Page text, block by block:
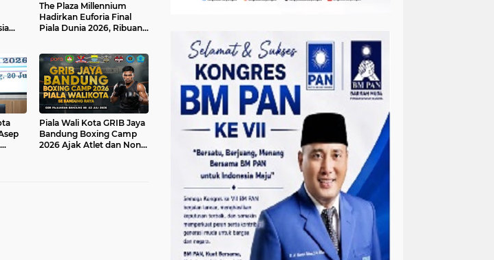
The Plaza Millennium
Hadirkan Euforia Final
Piala Dunia 2026, Ribuan
Spanyol
Piala Wali Kota GRIB Jaya
Bandung Boxing Camp
2026 Ajak Atlet dan Non-